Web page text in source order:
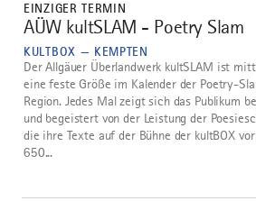
EINZIGER TERMIN
4
AÜW kultSLAM - Poetry Slam
KULTBOX — KEMPTEN
Der Allgäuer Überlandwerk kultSLAM ist
eine feste Größe im Kalender der Poetry-
Region. Jedes Mal zeigt sich das Publikum
und begeistert von der Leistung der
die ihre Texte auf der Bühne der kultBOX
650...